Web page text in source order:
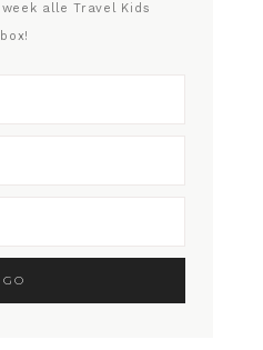
alle Travel Kids